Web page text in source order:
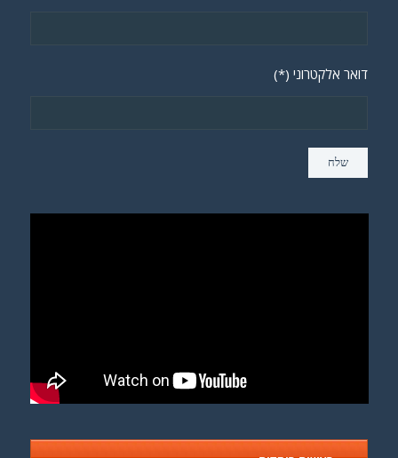
דואר אלקטרוני (*)